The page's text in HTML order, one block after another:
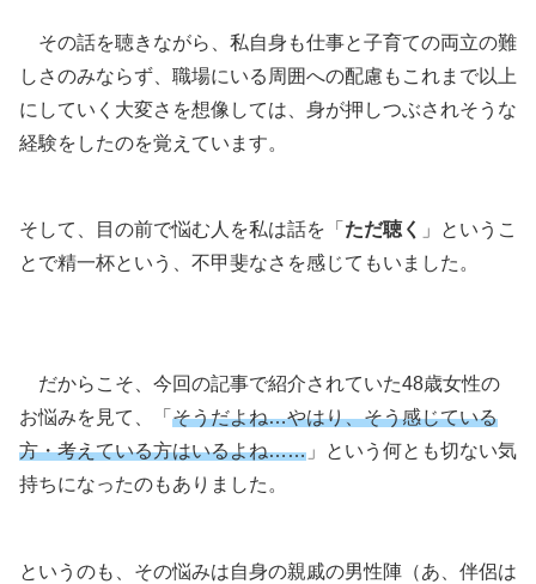
その話を聴きながら、私自身も仕事と子育ての両立の難
しさのみならず、職場にいる周囲への配慮もこれまで以上
にしていく大変さを想像しては、身が押しつぶされそうな
経験をしたのを覚えています。
そして、目の前で悩む人を私は話を「 ただ聴く
」というこ
とで精一杯という、不甲斐なさを感じてもいました。
だからこそ、今回の記事で紹介されていた48歳女性の
お悩みを見て、「 そうだよね…やはり、そう感じている
方・考えている方はいるよね…… 」という何とも切ない気
持ちになったのもありました。
というのも、その悩みは自身の親戚の男性陣（あ、伴侶は